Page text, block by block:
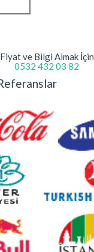
Fiyat ve Bilgi Almak İçin
0532 432 03 82